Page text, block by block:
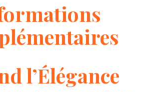
l’Élégance